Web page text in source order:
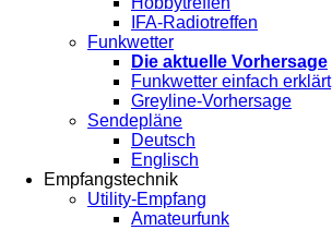
IFA-Radiotreffen
Funkwetter
Die aktuelle Vorhersage
Funkwetter einfach erklärt
Greyline-Vorhersage
Sendepläne
Deutsch
Englisch
Empfangstechnik
Utility-Empfang
Amateurfunk